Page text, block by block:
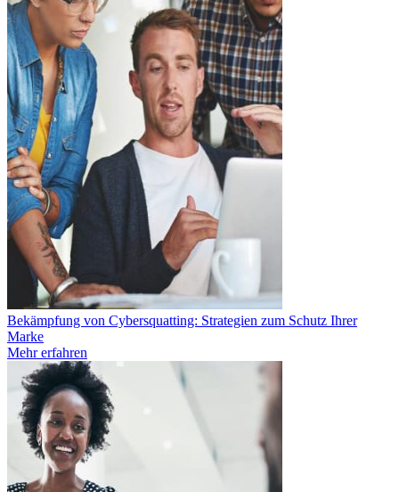
Bekämpfung von Cybersquatting: Strategien zum Schutz Ihrer
Marke
Mehr erfahren